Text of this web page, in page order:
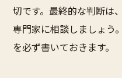
切です。最終的な判断は
専門家に相談しましょう
を必ず書いておきます。